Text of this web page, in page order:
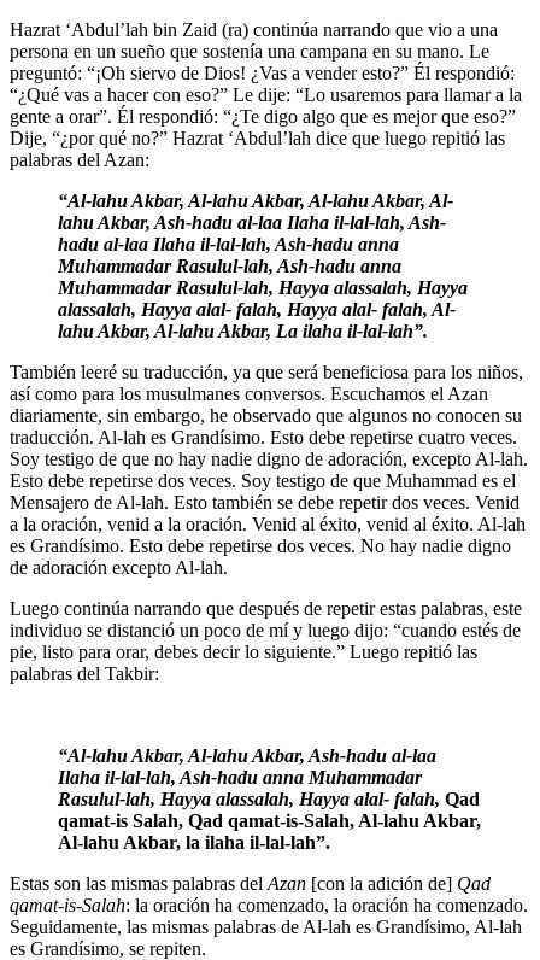
Hazrat ‘Abdul’lah bin Zaid (ra) continúa narrando que vio a una
persona en un sueño que sostenía una campana en su mano. Le
preguntó: “¡Oh siervo de Dios! ¿Vas a vender esto?” Él respondió:
“¿Qué vas a hacer con eso?” Le dije: “Lo usaremos para llamar a la
gente a orar”. Él respondió: “¿Te digo algo que es mejor que eso?”
Dije, “¿por qué no?” Hazrat ‘Abdul’lah dice que luego repitió las
palabras del Azan:
“Al-lahu Akbar, Al-lahu Akbar, Al-lahu Akbar, Al-
lahu Akbar, Ash-hadu al-laa Ilaha il-lal-lah, Ash-
hadu al-laa Ilaha il-lal-lah, Ash-hadu anna
Muhammadar Rasulul-lah, Ash-hadu anna
Muhammadar Rasulul-lah, Hayya alassalah, Hayya
alassalah, Hayya alal- falah, Hayya alal- falah, Al-
lahu Akbar, Al-lahu Akbar, La ilaha il-lal-lah”.
También leeré su traducción, ya que será beneficiosa para los niños,
así como para los musulmanes conversos. Escuchamos el Azan
diariamente, sin embargo, he observado que algunos no conocen su
traducción. Al-lah es Grandísimo. Esto debe repetirse cuatro veces.
Soy testigo de que no hay nadie digno de adoración, excepto Al-lah.
Esto debe repetirse dos veces. Soy testigo de que Muhammad es el
Mensajero de Al-lah. Esto también se debe repetir dos veces. Venid
a la oración, venid a la oración. Venid al éxito, venid al éxito. Al-lah
es Grandísimo. Esto debe repetirse dos veces. No hay nadie digno
de adoración excepto Al-lah.
Luego continúa narrando que después de repetir estas palabras, este
individuo se distanció un poco de mí y luego dijo: “cuando estés de
pie, listo para orar, debes decir lo siguiente.” Luego repitió las
palabras del Takbir:
“Al-lahu Akbar, Al-lahu Akbar, Ash-hadu al-laa
Ilaha il-lal-lah, Ash-hadu anna Muhammadar
Rasulul-lah, Hayya alassalah, Hayya alal- falah, Qad
qamat-is Salah, Qad qamat-is-Salah, Al-lahu Akbar,
Al-lahu Akbar, la ilaha il-lal-lah”.
Estas son las mismas palabras del Azan [con la adición de] Qad
qamat-is-Salah: la oración ha comenzado, la oración ha comenzado.
Seguidamente, las mismas palabras de Al-lah es Grandísimo, Al-lah
es Grandísimo, se repiten.